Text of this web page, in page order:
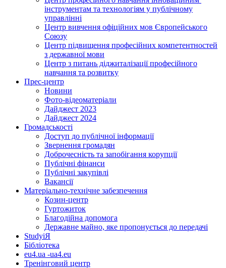
інструментам та технологіям у публічному
управлінні
Центр вивчення офіційних мов Європейського
Союзу
Центр підвищення професійних компетентностей
з державної мови
Центр з питань діджиталізації професійного
навчання та розвитку
Прес-центр
Новини
Фото-відеоматеріали
Дайджест 2023
Дайджест 2024
Громадськості
Доступ до публічної інформації
Звернення громадян
Доброчесність та запобігання корупції
Публічні фінанси
Публічні закупівлі
Вакансії
Матеріально-технічне забезпечення
Козин-центр
Гуртожиток
Благодійна допомога
Державне майно, яке пропонується до передачі
StudyіЯ
Бібліотека
eu4.ua -ua4.eu
Тренінговий центр